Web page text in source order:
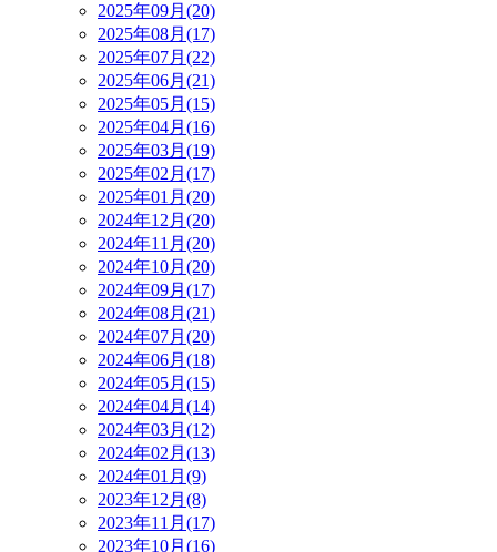
2025年09月(20)
2025年08月(17)
2025年07月(22)
2025年06月(21)
2025年05月(15)
2025年04月(16)
2025年03月(19)
2025年02月(17)
2025年01月(20)
2024年12月(20)
2024年11月(20)
2024年10月(20)
2024年09月(17)
2024年08月(21)
2024年07月(20)
2024年06月(18)
2024年05月(15)
2024年04月(14)
2024年03月(12)
2024年02月(13)
2024年01月(9)
2023年12月(8)
2023年11月(17)
2023年10月(16)